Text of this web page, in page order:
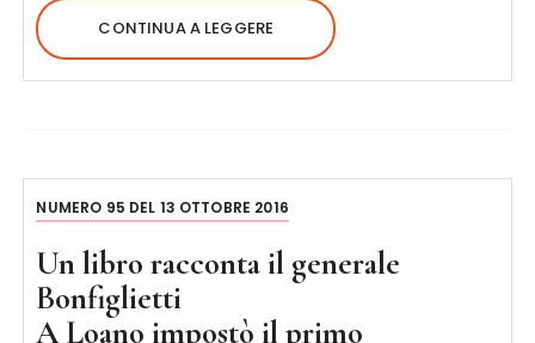
CONTINUA A LEGGERE
NUMERO 95 DEL 13 OTTOBRE 2016
Un libro racconta il generale
Bonfiglietti
A Loano impostò il primo